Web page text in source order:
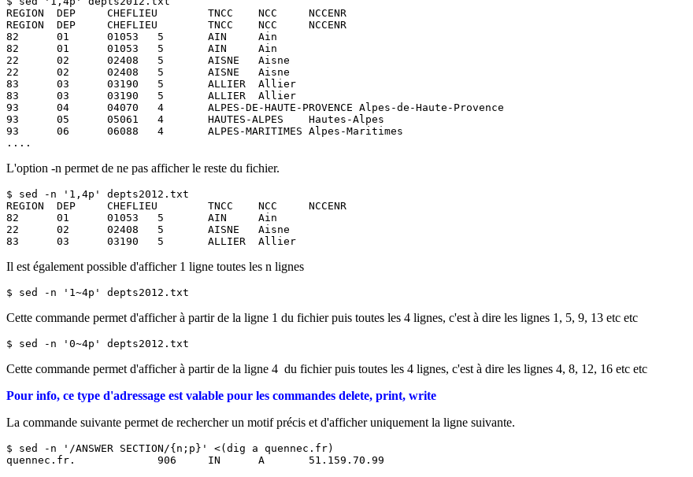
REGION  DEP     CHEFLIEU        TNCC    NCC     NCCENR
REGION  DEP     CHEFLIEU        TNCC    NCC     NCCENR
82      01      01053   5       AIN     Ain
82      01      01053   5       AIN     Ain
22      02      02408   5       AISNE   Aisne
22      02      02408   5       AISNE   Aisne
83      03      03190   5       ALLIER  Allier
83      03      03190   5       ALLIER  Allier
93      04      04070   4       ALPES-DE-HAUTE-PROVENCE Alpes-de-Haute-Provence
93      05      05061   4       HAUTES-ALPES    Hautes-Alpes
93      06      06088   4       ALPES-MARITIMES Alpes-Maritimes
....
L'option -n permet de ne pas afficher le reste du fichier.
$ sed -n '1,4p' depts2012.txt
REGION  DEP     CHEFLIEU        TNCC    NCC     NCCENR
82      01      01053   5       AIN     Ain
22      02      02408   5       AISNE   Aisne
83      03      03190   5       ALLIER  Allier
Il est également possible d'afficher 1 ligne toutes les n lignes
$ sed -n '1~4p' depts2012.txt
Cette commande permet d'afficher à partir de la ligne 1 du fichier puis toutes les 4 lignes, c'est à dire les lignes 1, 5, 9, 13 etc etc
$ sed -n '0~4p' depts2012.txt
Cette commande permet d'afficher à partir de la ligne 4 du fichier puis toutes les 4 lignes, c'est à dire les lignes 4, 8, 12, 16 etc etc
Pour info, ce type d'adressage est valable pour les commandes delete, print, write
La commande suivante permet de rechercher un motif précis et d'afficher uniquement la ligne suivante.
$ sed -n '/ANSWER SECTION/{n;p}' <(dig a quennec.fr)
quennec.fr.             906     IN      A       51.159.70.99